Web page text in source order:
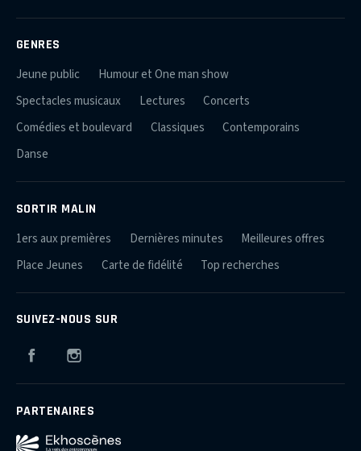
GENRES
Jeune public
Humour et One man show
Spectacles musicaux
Lectures
Concerts
Comédies et boulevard
Classiques
Contemporains
Danse
SORTIR MALIN
1ers aux premières Dernières minutes
Meilleures offres
Place Jeunes
Carte de fidélité Top recherches
SUIVEZ-NOUS SUR
Facebook
PARTENAIRES